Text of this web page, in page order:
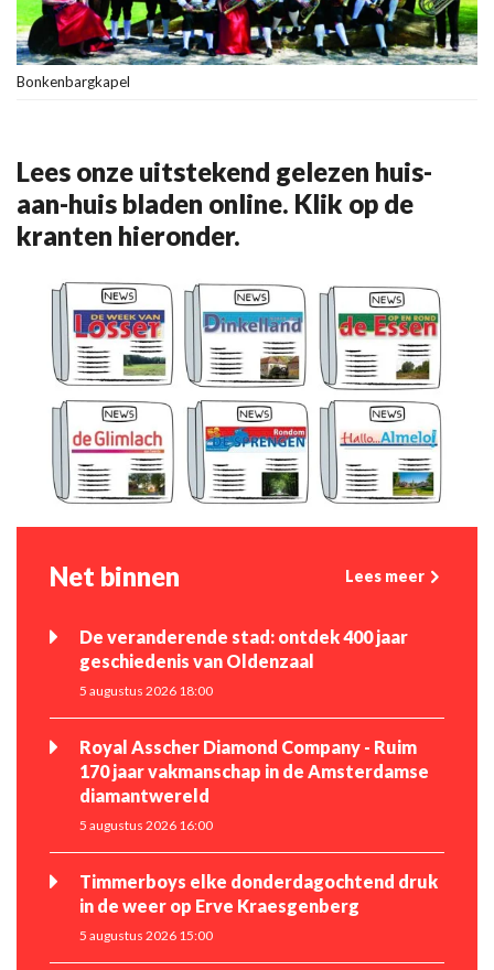
Bonkenbargkapel
Lees onze uitstekend gelezen huis-
aan-huis bladen online. Klik op de
kranten hieronder.
Net binnen Lees meer
De veranderende stad: ontdek 400 jaar
geschiedenis van Oldenzaal
5 augustus 2026 18:00
Royal Asscher Diamond Company - Ruim
170 jaar vakmanschap in de Amsterdamse
diamantwereld
5 augustus 2026 16:00
Timmerboys elke donderdagochtend druk
in de weer op Erve Kraesgenberg
5 augustus 2026 15:00